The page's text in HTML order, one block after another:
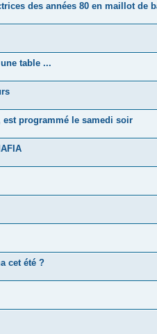
des années 80 en maillot de
table ...
est programmé le samedi soir
cet été ?